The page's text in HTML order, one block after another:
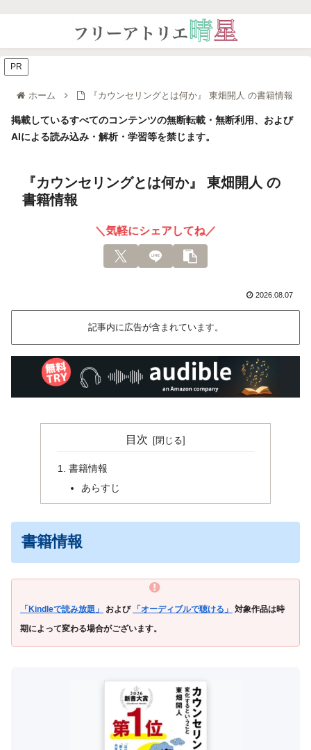
ホーム 『カウンセリングとは何か』 東畑開人 の書籍情報
掲載しているすべてのコンテンツの無断転載・無断利用、および
AIによる読み込み・解析・学習等を禁じます。
『カウンセリングとは何か』 東畑開人 の
書籍情報
＼気軽にシェアしてね／
2026.08.07
記事内に広告が含まれています。
PR
目次
書籍情報
あらすじ
書籍情報
「Kindleで読み放題」 および 「オーディブルで聴ける」
対象作品は時
期によって変わる場合がございます。